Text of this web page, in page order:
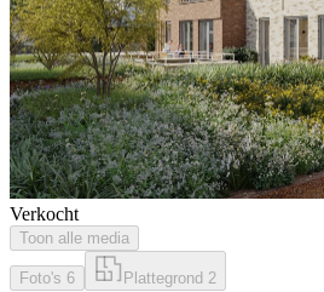
Verkocht
Toon alle media
Foto's 6 Plattegrond 2